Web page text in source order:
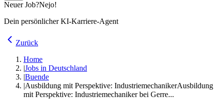
Neuer Job?Nejo!
Dein persönlicher KI-Karriere-Agent
Zurück
Home
|Jobs in Deutschland
|Buende
|Ausbildung mit Perspektive: IndustriemechanikerAusbildung
mit Perspektive: Industriemechaniker bei Gerre...